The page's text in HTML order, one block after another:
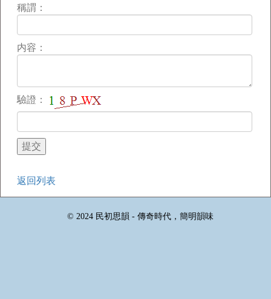
稱謂：
内容：
驗證：
返回列表
© 2024 民初思韻 - 傳奇時代，簡明韻味